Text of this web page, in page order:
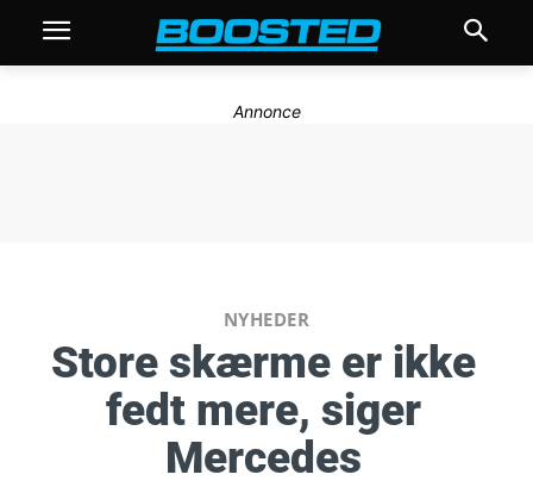
Annonce
NYHEDER
Store skærme er ikke
fedt mere, siger
Mercedes